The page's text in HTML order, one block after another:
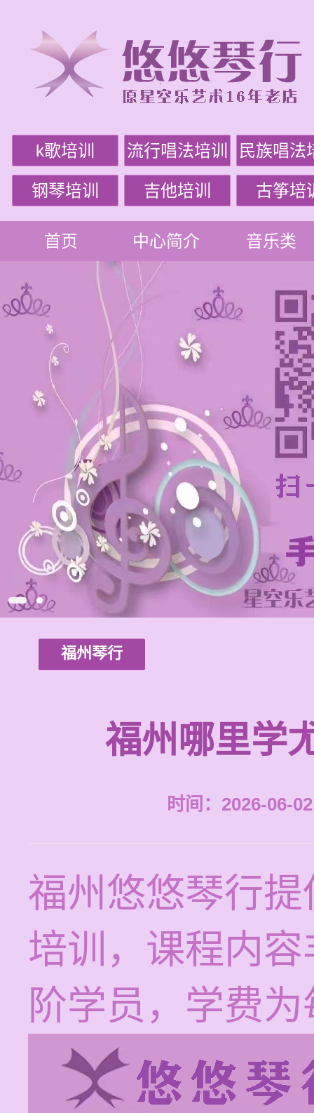
k歌培训 流行唱法培训 民族唱法
钢琴培训 吉他培训 古筝培
首页 中心简介 音乐类
福州琴行
福州哪里学
时间：2026-06-
福州悠悠琴行
培训，课程内
阶学员，学费